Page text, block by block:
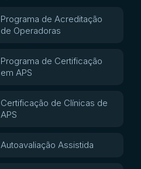
Programa de Acreditação
de Operadoras
Programa de Certificação
em APS
Certificação de Clínicas de
APS
Autoavaliação Assistida